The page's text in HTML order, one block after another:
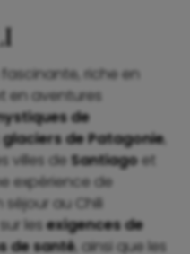
riche en
en aventures
de
glaciers de Patagonie,
villes de Santiagoet
expérience de
au Chili
lesexigences de
de santé, ainsi que les